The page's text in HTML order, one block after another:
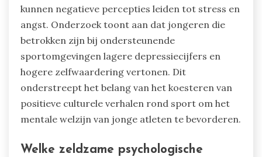
kunnen negatieve percepties leiden tot stress en
angst. Onderzoek toont aan dat jongeren die
betrokken zijn bij ondersteunende
sportomgevingen lagere depressiecijfers en
hogere zelfwaardering vertonen. Dit
onderstreept het belang van het koesteren van
positieve culturele verhalen rond sport om het
mentale welzijn van jonge atleten te bevorderen.
Welke zeldzame psychologische